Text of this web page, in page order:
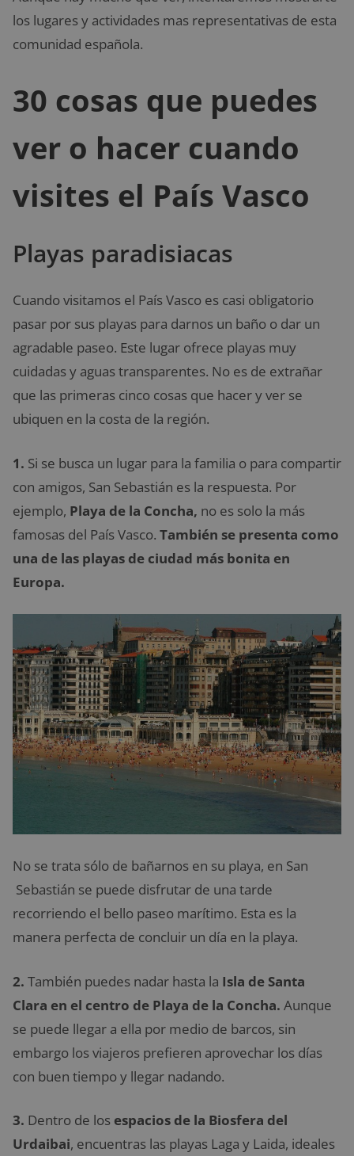
los lugares y actividades mas representativas de esta
comunidad española.
30 cosas que puedes
ver o hacer cuando
visites el País Vasco
Playas paradisiacas
Cuando visitamos el País Vasco es casi obligatorio
pasar por sus playas para darnos un baño o dar un
agradable paseo. Este lugar ofrece playas muy
cuidadas y aguas transparentes. No es de extrañar
que las primeras cinco cosas que hacer y ver se
ubiquen en la costa de la región.
1. Si se busca un lugar para la familia o para compartir
con amigos, San Sebastián es la respuesta. Por
ejemplo, Playa de la Concha, no es solo la más
famosas del País Vasco. También se presenta como
una de las playas de ciudad más bonita en
Europa.
No se trata sólo de bañarnos en su playa, en San
Sebastián se puede disfrutar de una tarde
recorriendo el bello paseo marítimo. Esta es la
manera perfecta de concluir un día en la playa.
2. También puedes nadar hasta la Isla de Santa
Clara en el centro de Playa de la Concha. Aunque
se puede llegar a ella por medio de barcos, sin
embargo los viajeros prefieren aprovechar los días
con buen tiempo y llegar nadando.
3. Dentro de los espacios de la Biosfera del
Urdaibai, encuentras las playas Laga y Laida, ideales